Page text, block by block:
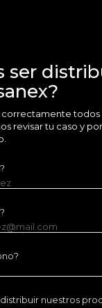
ser
correctamente todos
revisar tu caso y
nuestros